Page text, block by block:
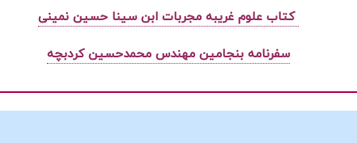
کتاب علوم غریبه مجربات ابن سینا حسین نمینی
سفرنامه بنجامین مهندس محمدحسین کردبچه